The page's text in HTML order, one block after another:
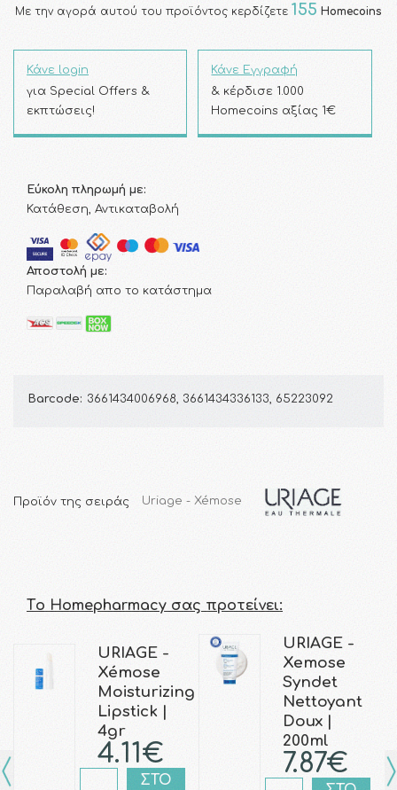
Με την αγορά αυτού του προϊόντος κερδίζετε 155 Homecoins
Κάνε login
για Special Offers &
εκπτώσεις!
Κάνε Εγγραφή
& κέρδισε 1.000
Homecoins αξίας 1€
Εύκολη πληρωμή με:
Κατάθεση, Αντικαταβολή
Αποστολή με:
Παραλαβή απο το κατάστημα
Barcode: 3661434006968, 3661434336133, 65223092
Προϊόν της σειράς Uriage - Xémose
Τo Homepharmacy σας προτείνει:
URIAGE -
Xémose
Moisturizing
Lipstick |
4gr
4.11€
ΣΤΟ
URIAGE -
Xemose
Syndet
Nettoyant
Doux |
200ml
7.87€